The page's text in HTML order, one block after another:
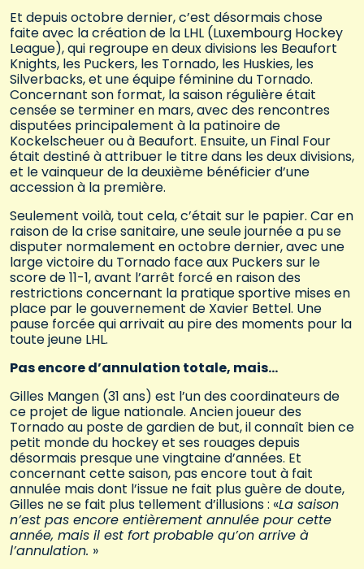
Et depuis octobre dernier, c’est désormais chose
faite avec la création de la LHL (Luxembourg Hockey
League), qui regroupe en deux divisions les Beaufort
Knights, les Puckers, les Tornado, les Huskies, les
Silverbacks, et une équipe féminine du Tornado.
Concernant son format, la saison régulière était
censée se terminer en mars, avec des rencontres
disputées principalement à la patinoire de
Kockelscheuer ou à Beaufort. Ensuite, un Final Four
était destiné à attribuer le titre dans les deux divisions,
et le vainqueur de la deuxième bénéficier d’une
accession à la première.
Seulement voilà, tout cela, c’était sur le papier. Car en
raison de la crise sanitaire, une seule journée a pu se
disputer normalement en octobre dernier, avec une
large victoire du Tornado face aux Puckers sur le
score de 11-1, avant l’arrêt forcé en raison des
restrictions concernant la pratique sportive mises en
place par le gouvernement de Xavier Bettel. Une
pause forcée qui arrivait au pire des moments pour la
toute jeune LHL.
Pas encore d’annulation totale, mais…
Gilles Mangen (31 ans) est l’un des coordinateurs de
ce projet de ligue nationale. Ancien joueur des
Tornado au poste de gardien de but, il connaît bien ce
petit monde du hockey et ses rouages depuis
désormais presque une vingtaine d’années. Et
concernant cette saison, pas encore tout à fait
annulée mais dont l’issue ne fait plus guère de doute,
Gilles ne se fait plus tellement d’illusions : «La saison
n’est pas encore entièrement annulée pour cette
année, mais il est fort probable qu’on arrive à
l’annulation. »